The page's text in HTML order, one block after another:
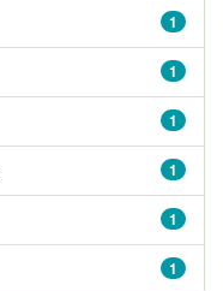
1
1
1
1
1
1